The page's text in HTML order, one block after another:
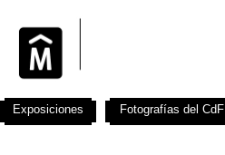
Exposiciones Fotografías del CdF